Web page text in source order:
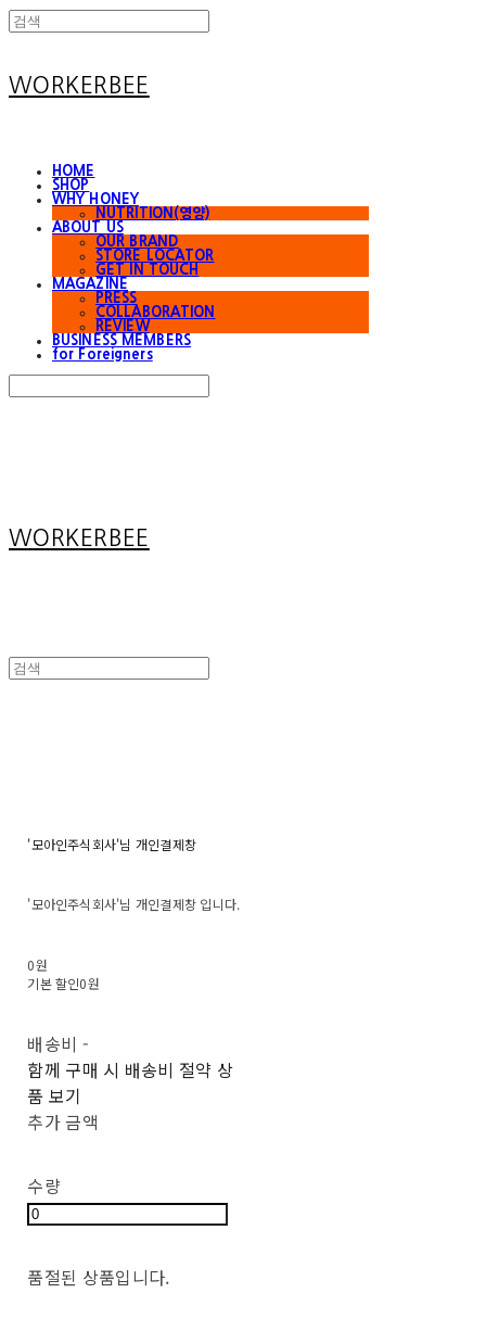
WORKERBEE
HOME
SHOP
WHY HONEY
NUTRITION(영양)
ABOUT US
OUR BRAND
STORE LOCATOR
GET IN TOUCH
MAGAZINE
PRESS
COLLABORATION
REVIEW
BUSINESS MEMBERS
for Foreigners
WORKERBEE
'모아인주식회사'님 개인결제창
'모아인주식회사'님 개인결제창 입니다.
0원
기본 할인0원
배송비 -
함께 구매 시 배송비 절약 상
품 보기
추가 금액
수량
품절된 상품입니다.